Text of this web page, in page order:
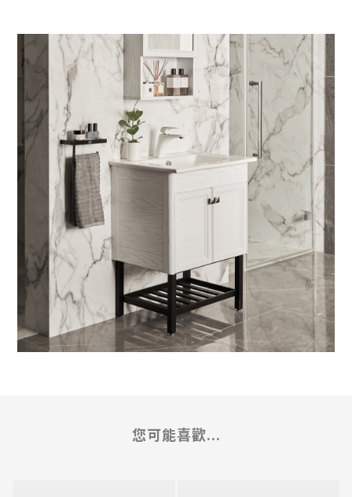
您可能喜歡...